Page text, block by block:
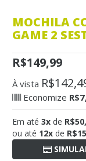
MOCHILA
GAME 2
R$149,99
À vista
Economize
Em até 3x de
ou até 12x de